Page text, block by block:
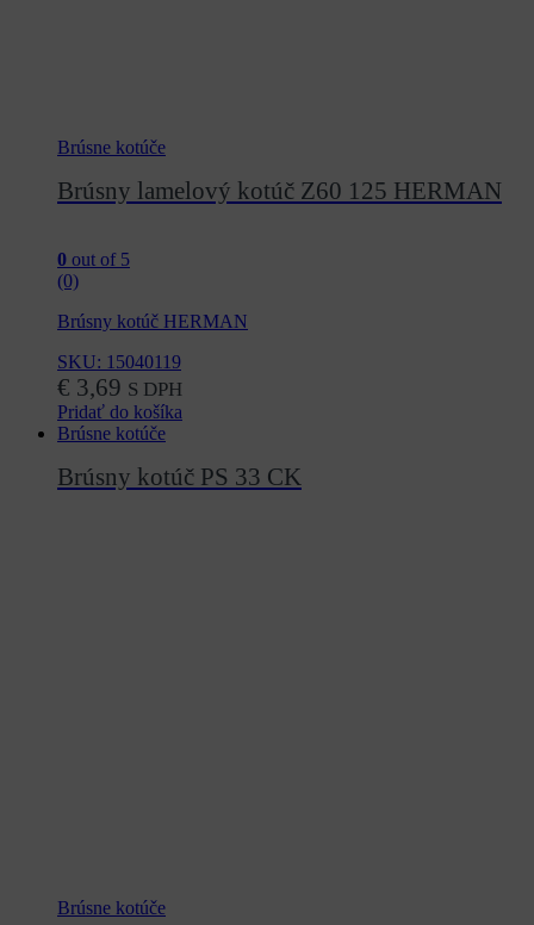
Brúsne kotúče
Brúsny lamelový kotúč Z60 125 HERMAN
0 out of 5
(0)
Brúsny kotúč HERMAN
SKU: 15040119
€ 3,69 S DPH
Pridať do košíka
Brúsne kotúče
Brúsny kotúč PS 33 CK
Brúsne kotúče